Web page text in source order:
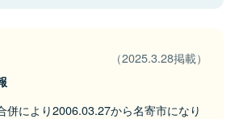
（2025.3.28掲載）
併により2006.03.27から名寄市になり